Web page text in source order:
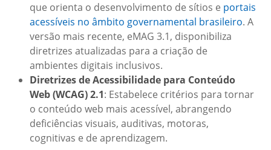
que orienta o desenvolvimento de sítios e portais
acessíveis no âmbito governamental brasileiro. A
versão mais recente, eMAG 3.1, disponibiliza
diretrizes atualizadas para a criação de
ambientes digitais inclusivos.
Diretrizes de Acessibilidade para Conteúdo
Web (WCAG) 2.1: Estabelece critérios para tornar
o conteúdo web mais acessível, abrangendo
deficiências visuais, auditivas, motoras,
cognitivas e de aprendizagem.